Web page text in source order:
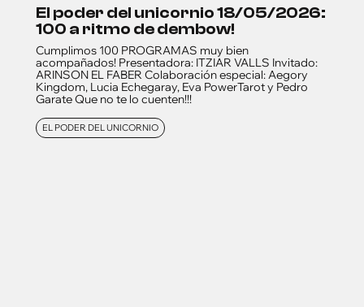
el poder del unicornio 18/05/2026:
100 a ritmo de dembow!
Cumplimos 100 PROGRAMAS muy bien
acompañados! Presentadora: ITZIAR VALLS Invitado:
ARINSON EL FABER Colaboración especial: Aegory
Kingdom, Lucia Echegaray, Eva PowerTarot y Pedro
Garate Que no te lo cuenten!!!
EL PODER DEL UNICORNIO